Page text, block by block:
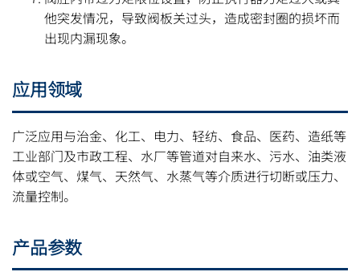
他突发情况，导致阀板关过头，造成密封圈的损坏而
出现内漏现象。
应用领域
广泛应用与治金、化工、电力、轻纺、食品、医药、造纸等
工业部门及市政工程、水厂等管道对自来水、污水、油类液
体或空气、煤气、天然气、水蒸气等介质进行切断或压力、
流量控制。
产品参数